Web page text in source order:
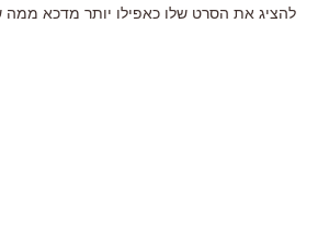
להציג את הסרט שלו כאפילו יותר מדכא